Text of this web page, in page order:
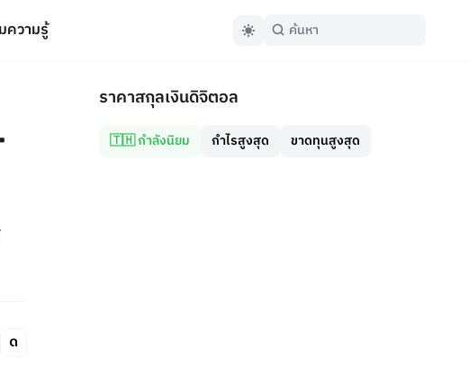
ความรู้
ราคาสกุลเงินดิจิตอล
🇹🇭 กำลังนิยม กำไรสูงสุด ขาดทุนสูงสุด